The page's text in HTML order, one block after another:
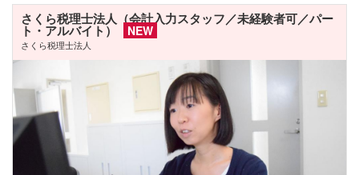
さくら税理士法人（会計入力スタッフ／未経験者可／パー
ト・アルバイト） NEW
さくら税理士法人